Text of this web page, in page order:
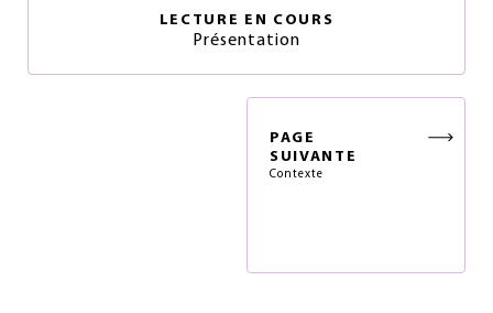
LECTURE EN COURS
Présentation
PAGE
SUIVANTE
Contexte